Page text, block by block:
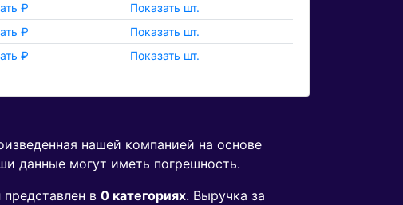
₽
Показать шт.
₽
Показать шт.
₽ Показать шт.
нашей компанией на основе
данные могут иметь погрешность.
в 0 категориях. Выручка за